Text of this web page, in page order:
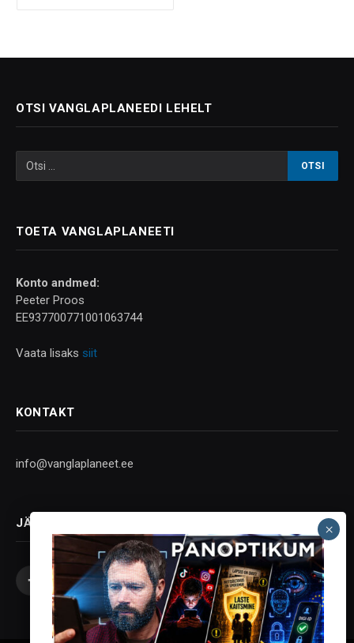
OTSI VANGLAPLANEEDI LEHELT
TOETA VANGLAPLANEETI
Konto andmed:
Peeter Proos
EE937700771001063744
Vaata lisaks siit
KONTAKT
info@vanglaplaneet.ee
JÄLGI SOTSIAALMEEDIAS
Facebook
X
(Twitter)
InstagramYouTubeTelegram